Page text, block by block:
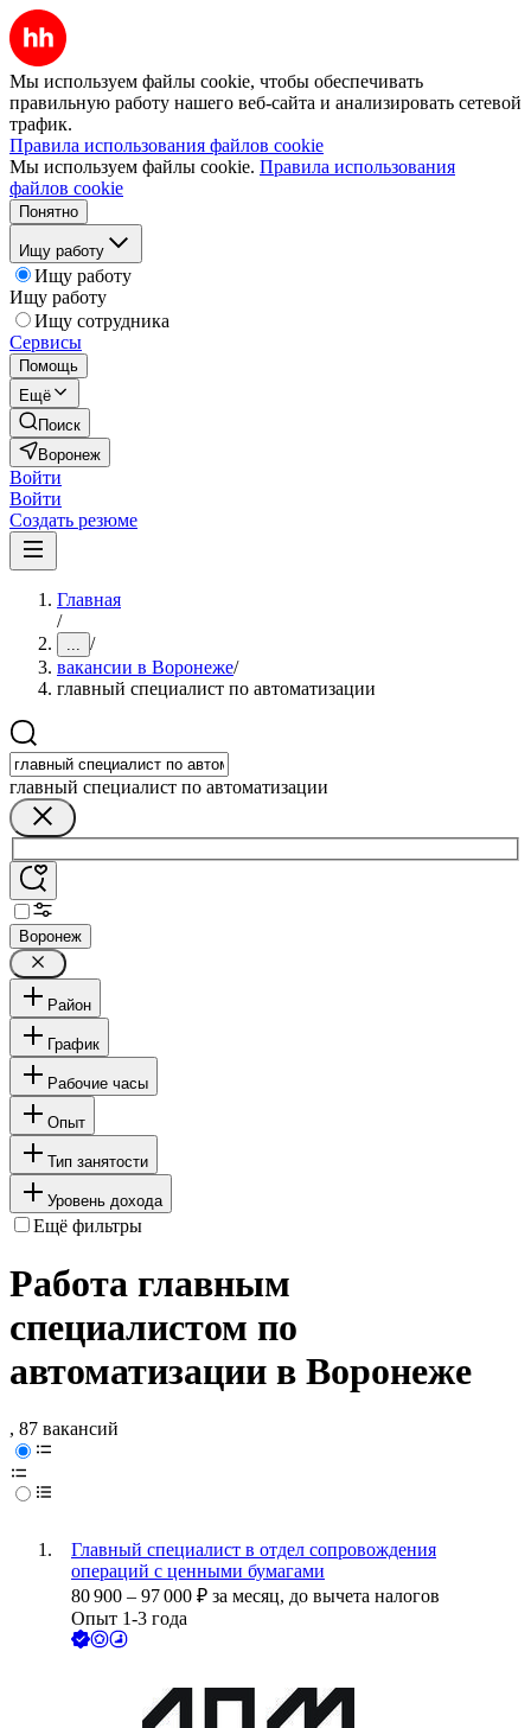
Мы используем файлы cookie, чтобы обеспечивать
правильную работу нашего веб-сайта и анализировать сетевой
трафик.
Правила использования файлов cookie
Мы используем файлы cookie. Правила использования
файлов cookie
Понятно
Ищу работу
Ищу работу
Ищу работу
Ищу сотрудника
Сервисы
Помощь
Ещё
Поиск
Воронеж
Войти
Войти
Создать резюме
Главная
/
... /
вакансии в Воронеже/
главный специалист по автоматизации
главный специалист по автоматизации
Воронеж
Район
График
Рабочие часы
Опыт
Тип занятости
Уровень дохода
Ещё фильтры
Работа главным
специалистом по
автоматизации в Воронеже
, 87 вакансий
Главный специалист в отдел сопровождения
операций с ценными бумагами
80 900 – 97 000 ₽ за месяц, до вычета налогов
Опыт 1-3 года